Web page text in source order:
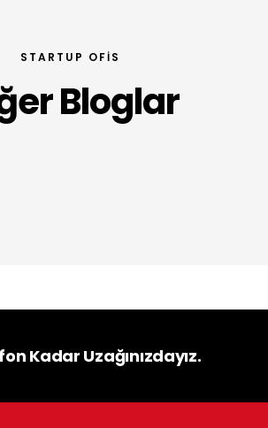
STARTUP OFIS
Bloglar
Kadar Uzağınızdayız.